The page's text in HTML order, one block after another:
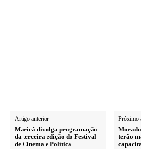
Artigo anterior
Maricá divulga programação
da terceira edição do Festival
de Cinema e Política
Próximo
terão